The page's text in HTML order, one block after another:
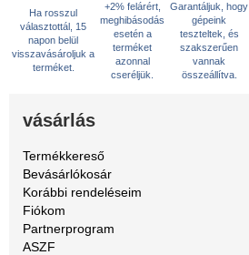
Ha rosszul
választottál, 15
napon belül
visszavásároljuk a
terméket.
+2% felárért,
meghibásodás
esetén a
terméket
azonnal
cseréljük.
Garantáljuk, hogy
gépeink
teszteltek, és
szakszerűen
vannak
összeállítva.
vásárlás
Termékkereső
Bevásárlókosár
Korábbi rendeléseim
Fiókom
Partnerprogram
ASZF